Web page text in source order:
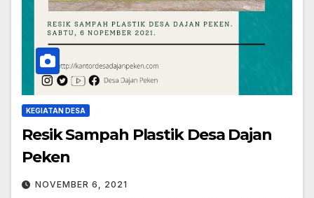
KEGIATAN DESA
Resik Sampah Plastik Desa Dajan
Peken
NOVEMBER 6, 2021